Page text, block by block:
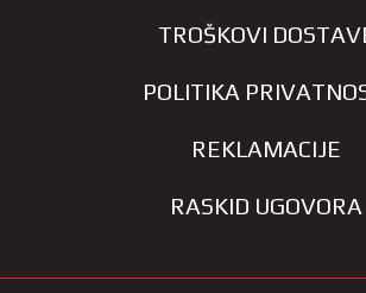
TROŠKOVI
POLITIKA
REKLAMACIJE
RASKID UGOVORA